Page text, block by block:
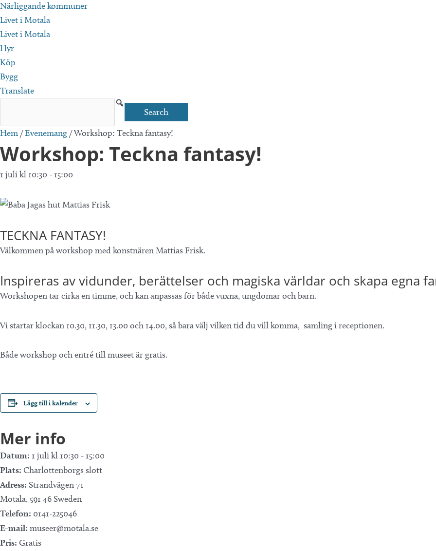
Närliggande kommuner
Livet i Motala
Livet i Motala
Hyr
Köp
Bygg
Translate
Hem/Evenemang/Workshop: Teckna fantasy!
Workshop: Teckna fantasy!
1 juli kl 10:30 - 15:00
TECKNA FANTASY!
Välkommen på workshop med konstnären Mattias Frisk.
Inspireras av vidunder, berättelser och magiska världar och skapa egna
Workshopen tar cirka en timme, och kan anpassas för både vuxna, ungdomar och barn.
Vi startar klockan 10.30, 11.30, 13.00 och 14.00, så bara välj vilken tid du vill komma, samling i receptionen.
Både workshop och entré till museet är gratis.
Lägg till i kalender
Mer info
Datum: 1 juli kl 10:30 - 15:00
Plats: Charlottenborgs slott
Adress: Strandvägen 71
Motala, 591 46Sweden
Telefon: 0141-225046
E-mail: museer@motala.se
Pris: Gratis